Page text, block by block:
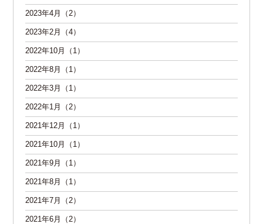
2023年4月（2）
2023年2月（4）
2022年10月（1）
2022年8月（1）
2022年3月（1）
2022年1月（2）
2021年12月（1）
2021年10月（1）
2021年9月（1）
2021年8月（1）
2021年7月（2）
2021年6月（2）